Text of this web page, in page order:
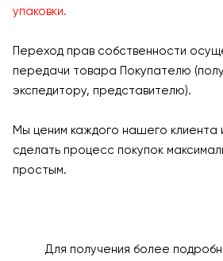
упаковки.
Переход прав собственности
передачи товара Покупателю
экспедитору, представителю).
Мы ценим каждого нашего клиента
сделать процесс покупок
простым.
Для получения более